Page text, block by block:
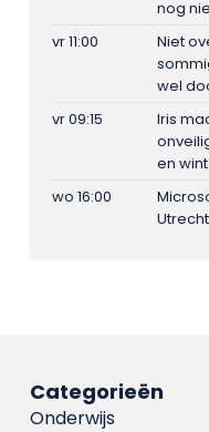
nog
vr 11:00
Niet
wel
vr 09:15
Iris
en
wo 16:00
Categorieën
Onderwijs